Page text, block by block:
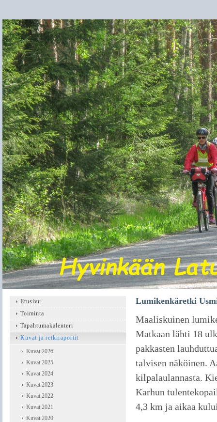
Lumikenkäretki
Maaliskuinen
Matkaan lähti 18
pakkasten
talvisen näköinen.
kilpalaulannasta.
Karhun
4,3 km ja aikaa
Etusivu
Toiminta
Tapahtumakalenteri
Kuvat ja retkiraportit
Kuvat 2026
Kuvat 2025
Kuvat 2024
Kuvat 2023
Kuvat 2022
Kuvat 2021
Kuvat 2020